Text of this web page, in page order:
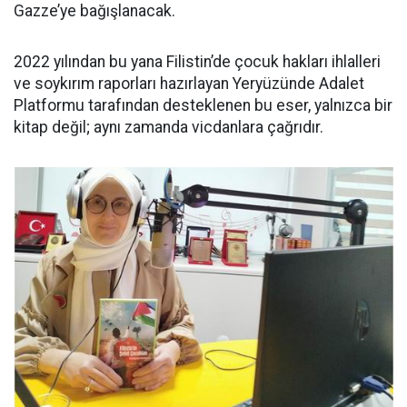
Gazze’ye bağışlanacak.
2022 yılından bu yana Filistin’de çocuk hakları ihlalleri
ve soykırım raporları hazırlayan Yeryüzünde Adalet
Platformu tarafından desteklenen bu eser, yalnızca bir
kitap değil; aynı zamanda vicdanlara çağrıdır.